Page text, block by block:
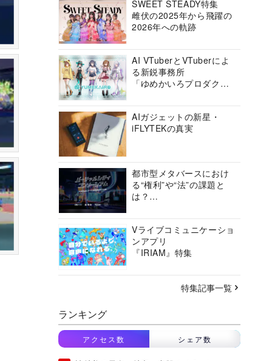
SWEET STEADY特集
雌伏の2025年から飛躍の
2026年への軌跡
AI VTuberとVTuberによ
る新鋭事務所
「ゆめかいろプロダクシ
AIガジェットの新星・
iFLYTEKの真実
都市型メタバースにおけ
る“権利”や“法”の課題と
は？
ーシアムの挑戦に迫る
Vライブコミュニケーショ
ンアプリ
『IRIAM』特集
特集記事一覧
ランキング
アクセス数 シェア数